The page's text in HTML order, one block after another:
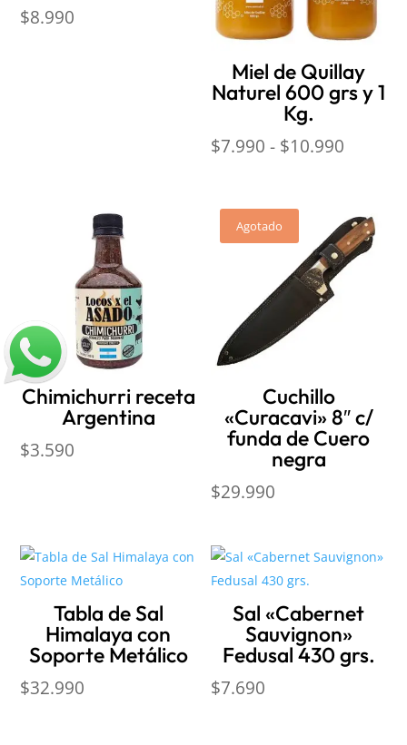
$8.990
Miel de Quillay
Naturel 600 grs y 1
Kg.
$7.990 - $10.990
desde
$7.990
hasta
Chimichurri receta
Argentina
$3.590
Agotado
Cuchillo
«Curacavi» 8″ c/
funda de Cuero
negra
$29.990
Tabla de Sal
Himalaya con
Soporte Metálico
$32.990
Sal «Cabernet
Sauvignon»
Fedusal 430 grs.
$7.690